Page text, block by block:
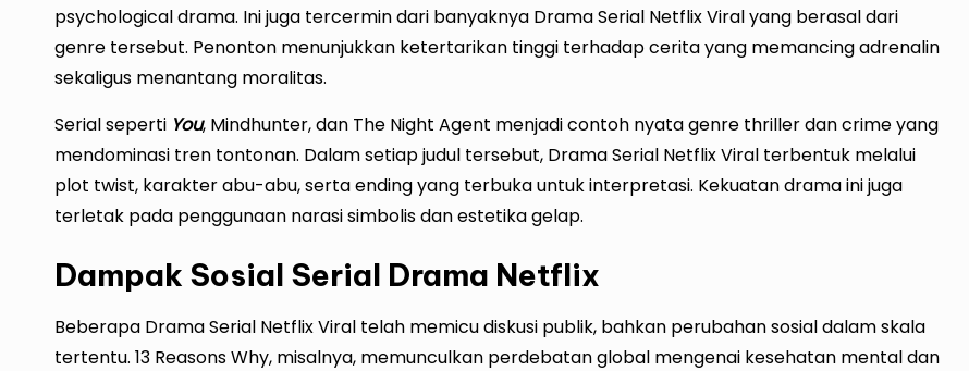
psychological drama. Ini juga tercermin dari banyaknya Drama Serial Netflix Viral yang berasal dari
genre tersebut. Penonton menunjukkan ketertarikan tinggi terhadap cerita yang memancing adrenalin
sekaligus menantang moralitas.
Serial seperti You, Mindhunter, dan The Night Agent menjadi contoh nyata genre thriller dan crime yang
mendominasi tren tontonan. Dalam setiap judul tersebut, Drama Serial Netflix Viral terbentuk melalui
plot twist, karakter abu-abu, serta ending yang terbuka untuk interpretasi. Kekuatan drama ini juga
terletak pada penggunaan narasi simbolis dan estetika gelap.
Dampak Sosial Serial Drama Netflix
Beberapa Drama Serial Netflix Viral telah memicu diskusi publik, bahkan perubahan sosial dalam skala
tertentu. 13 Reasons Why, misalnya, memunculkan perdebatan global mengenai kesehatan mental dan